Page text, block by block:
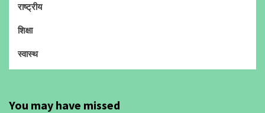
राष्ट्रीय
शिक्षा
स्वास्थ
You may have missed